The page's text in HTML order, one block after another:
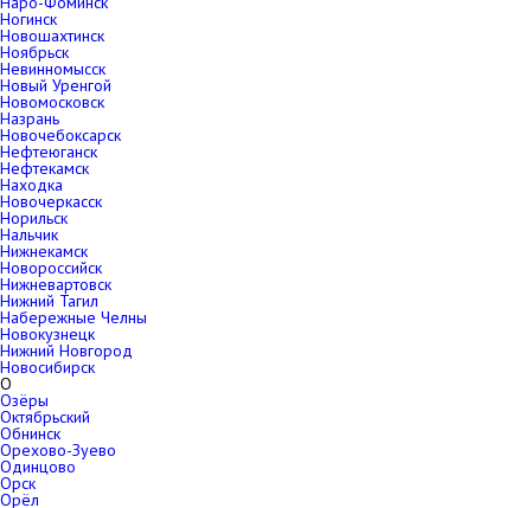
Ногинск
Новошахтинск
Ноябрьск
Невинномысск
Новый Уренгой
Новомосковск
Назрань
Новочебоксарск
Нефтеюганск
Нефтекамск
Находка
Новочеркасск
Норильск
Нальчик
Нижнекамск
Новороссийск
Нижневартовск
Нижний Тагил
Набережные Челны
Новокузнецк
Нижний Новгород
Новосибирск
О
Озёры
Октябрьский
Обнинск
Орехово-Зуево
Одинцово
Орск
Орёл